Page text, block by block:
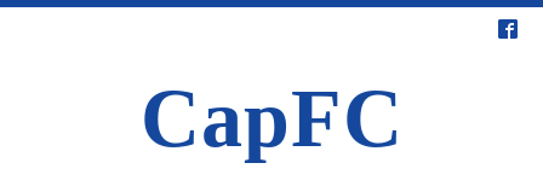
CapFC